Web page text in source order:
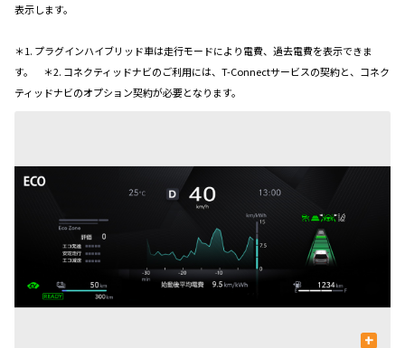
表示します。
＊1. プラグインハイブリッド車は走行モードにより電費、過去電費を表示できま
す。 ＊2. コネクティッドナビのご利用には、T-Connectサービスの契約と、コネク
ティッドナビのオプション契約が必要となります。
+